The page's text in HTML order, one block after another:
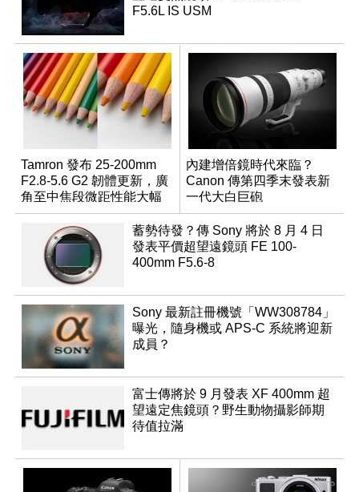
F5.6L IS USM
Tamron 發布 25-200mm
F2.8-5.6 G2 韌體更新，廣
角至中焦段微距性能大幅
升級
內建增倍鏡時代來臨？
Canon 傳第四季末發表新
一代大白巨砲
蓄勢待發？傳 Sony 將於 8 月 4 日
發表平價超望遠鏡頭 FE 100-
400mm F5.6-8
Sony 最新註冊機號「WW308784」
曝光，隨身機或 APS-C 系統將迎新
成員？
富士傳將於 9 月發表 XF 400mm 超
望遠定焦鏡頭？野生動物攝影師期
待值拉滿